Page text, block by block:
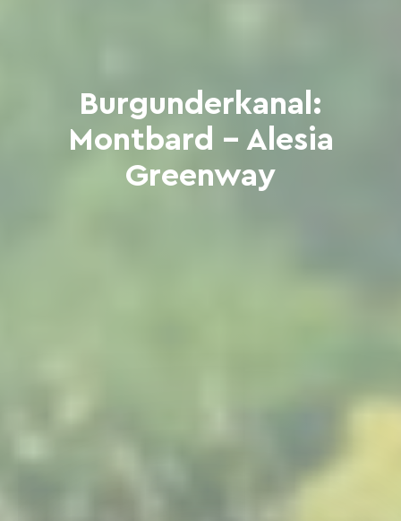
Burgunderkanal:
Montbard - Alesia
Greenway